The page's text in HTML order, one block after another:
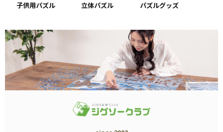
子供用パズル 立体パズル パズルグッズ